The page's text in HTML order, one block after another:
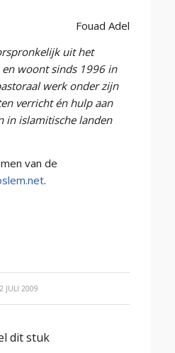
Fouad Adel
uit het
woont sinds 1996 in
werk onder zijn
verricht én hulp aan
in islamitische landen
van de
.
JULI 2009
dit stuk